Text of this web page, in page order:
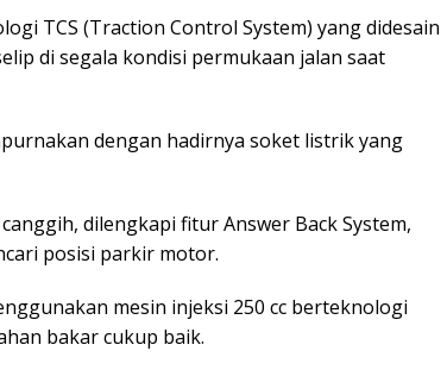
TCS (Traction Control System) yang didesain
di segala kondisi permukaan jalan saat
dengan hadirnya soket listrik yang
dilengkapi fitur Answer Back System,
posisi parkir motor.
mesin injeksi 250 cc berteknologi
bakar cukup baik.